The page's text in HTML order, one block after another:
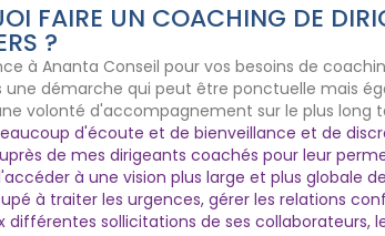
FAIRE UN COACHING DE
?
à Ananta Conseil pour vos besoins de
une démarche qui peut être ponctuelle mais
volonté d'accompagnement sur le plus long
d'écoute et de bienveillance et de
de mes dirigeants coachés pour leur
à une vision plus large et plus globale
à traiter les urgences, gérer les relations
différentes sollicitations de ses collaborateurs,